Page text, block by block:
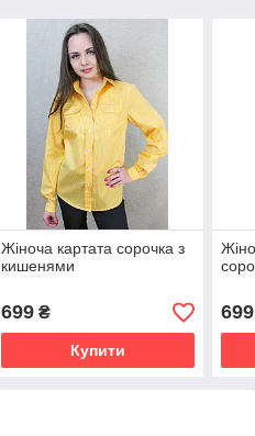
Жіноча картата сорочка з
кишенями
699₴
Купити
699